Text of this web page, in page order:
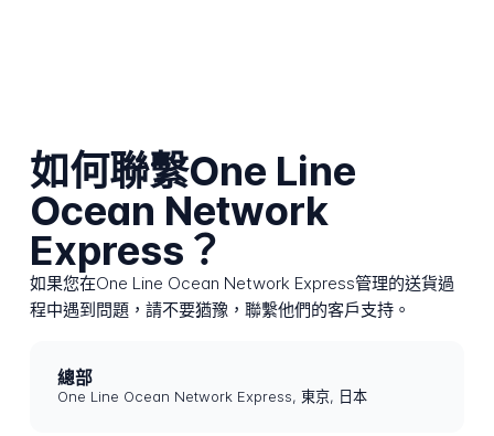
如何聯繫One Line
Ocean Network
Express？
如果您在One Line Ocean Network Express管理的送貨過
程中遇到問題，請不要猶豫，聯繫他們的客戶支持。
總部
One Line Ocean Network Express, 東京, 日本